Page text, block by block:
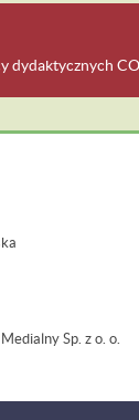
dydaktycznych
Sp. z o. o.